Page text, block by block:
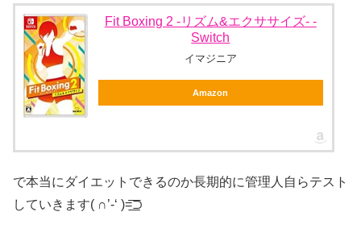
Fit Boxing 2 -リズム&エクササイズ- -
Switch
イマジニア
Amazon
で本当にダイエットできるのか長期的に管理人自らテスト
していきます( ∩’-‘ )=͟͟͞͞⊃